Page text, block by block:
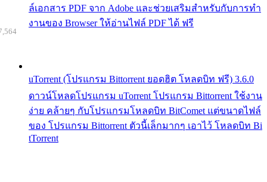
ล์เอกสาร PDF จาก Adobe และช่วยเสริมสำหรับกับการทำ
งานของ Browser ให้อ่านไฟล์ PDF ได้ ฟรี
uTorrent (โปรแกรม Bittorrent ยอดฮิต โหลดบิท ฟรี) 3.6.0
ดาวน์โหลดโปรแกรม uTorrent โปรแกรม Bittorrent ใช้งาน
ง่าย คล้ายๆ กับโปรแกรมโหลดบิท BitComet แต่ขนาดไฟล์
ของ โปรแกรม Bittorrent ตัวนี้เล็กมากๆ เอาไว้ โหลดบิท Bi
tTorrent